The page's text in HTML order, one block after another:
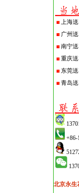
上海
广州
南宁
重庆
东莞
青岛
+86-
北京永生